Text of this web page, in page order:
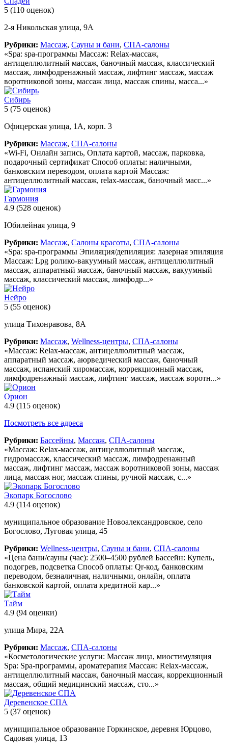
5 (110 оценок)
2-я Никольская улица, 9А
Рубрики: Массаж, Сауны и бани, СПА-салоны
«Spa: spa-программы Массаж: Relax-массаж,
антицеллюлитный массаж, баночный массаж, классический
массаж, лимфодренажный массаж, лифтинг массаж, массаж
воротниковой зоны, массаж лица, массаж спины, масса...»
Сибирь
5 (75 оценок)
Офицерская улица, 1А, корп. 3
Рубрики: Массаж, СПА-салоны
«Wi-Fi, Онлайн запись, Оплата картой, массаж, парковка,
подарочный сертификат Способ оплаты: наличными,
банковским переводом, оплата картой Массаж:
антицеллюлитный массаж, relax-массаж, баночный масс...»
Гармония
4.9 (528 оценок)
Юбилейная улица, 9
Рубрики: Массаж, Салоны красоты, СПА-салоны
«Spa: spa-программы Эпиляция/депиляция: лазерная эпиляция
Массаж: Lpg ролико-вакуумный массаж, антицеллюлитный
массаж, аппаратный массаж, баночный массаж, вакуумный
массаж, классический массаж, лимфодр...»
Нейро
5 (55 оценок)
улица Тихонравова, 8А
Рубрики: Массаж, Wellness-центры, СПА-салоны
«Массаж: Relax-массаж, антицеллюлитный массаж,
аппаратный массаж, аюрведический массаж, баночный
массаж, испанский хиромассаж, коррекционный массаж,
лимфодренажный массаж, лифтинг массаж, массаж воротн...»
Орион
4.9 (115 оценок)
Посмотреть все адреса
Рубрики: Бассейны, Массаж, СПА-салоны
«Массаж: Relax-массаж, антицеллюлитный массаж,
гидромассаж, классический массаж, лимфодренажный
массаж, лифтинг массаж, массаж воротниковой зоны, массаж
лица, массаж ног, массаж спины, ручной массаж, с...»
Экопарк Богослово
4.9 (114 оценок)
муниципальное образование Новоалександровское, село
Богослово, Луговая улица, 45
Рубрики: Wellness-центры, Сауны и бани, СПА-салоны
«Цена бани/сауны (час): 2500–4500 рублей Бассейн: Купель,
подогрев, подсветка Способ оплаты: Qr-код, банковским
переводом, безналичная, наличными, онлайн, оплата
банковской картой, оплата кредитной кар...»
Тайм
4.9 (94 оценки)
улица Мира, 22А
Рубрики: Массаж, СПА-салоны
«Косметологические услуги: Массаж лица, миостимуляция
Spa: Spa-программы, ароматерапия Массаж: Relax-массаж,
антицеллюлитный массаж, баночный массаж, коррекционный
массаж, общий медицинский массаж, сто...»
Деревенское СПА
5 (37 оценок)
муниципальное образование Горкинское, деревня Юрцово,
Садовая улица, 13